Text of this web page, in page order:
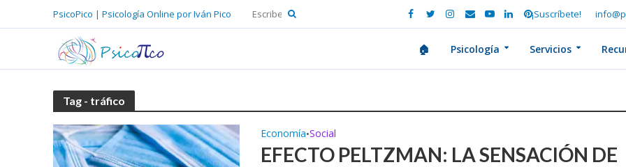
PsicoPico | Psicología Online por Iván Pico ¡Suscríbete!
🏠 Psicología Servicios
Tag - tráfico
Economía•Social
EFECTO PELTZMAN: LA SENSACIÓN DE